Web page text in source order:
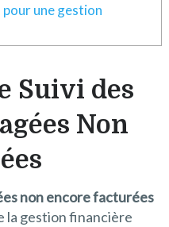
une gestion
Suivi des
Non
non encore facturées
la gestion financière